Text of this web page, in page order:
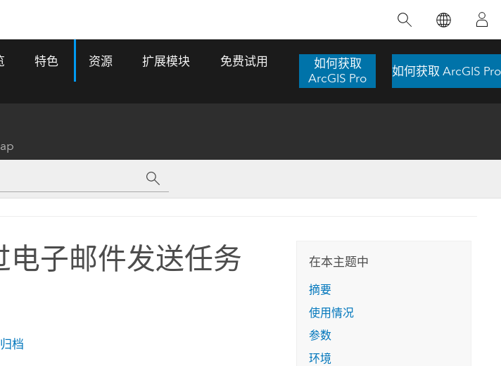
Esri 产品、合作伙伴产品和开发
理。 了解这项技术的实际效果，亲身体验交
互式地图，探索产品功能，或者直接开始免
费试用。
境的关系。
联，并产出能解决复杂问题的深刻见解。
探索课程
行业新闻和 ArcGIS 更新
了 17 个应急洪水应用程序，为关键的救援行
动提供了有力支持。
数字孪生体
推荐书籍
特色 资源 扩展模块 免费试用
如何获取
ArcGIS Pro
如何获取 ArcGIS Pro
子邮件发送任务
档
在本主题中
摘要
使用情况
参数
环境